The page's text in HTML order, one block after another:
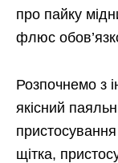
про пайку
флюс
Розпочнемо з
якісний
щітка,